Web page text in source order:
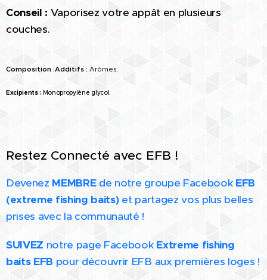
Conseil : Vaporisez votre appât en plusieurs
couches.
Composition :Additifs : Arômes.
Excipients : Monopropylène glycol.
Restez Connecté avec EFB !
Devenez MEMBREde notre groupe Facebook EFB
(extreme fishing baits)et partagez vos plus belles
prises avec la communauté !
SUIVEZ notre page Facebook Extreme fishing
baits EFB pour découvrir EFB aux premières loges !